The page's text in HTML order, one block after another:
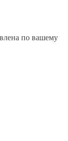
по вашему